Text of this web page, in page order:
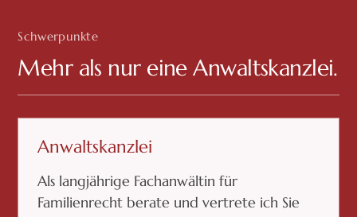
Schwerpunkte
Mehr als nur eine Anwaltskanzlei.
Anwaltskanzlei
Als langjährige Fachanwältin für
Familienrecht berate und vertrete ich Sie